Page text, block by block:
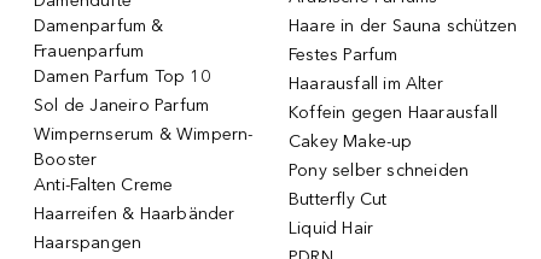
Damenparfum &
Frauenparfum
Damen Parfum Top 10
Sol de Janeiro Parfum
Wimpernserum & Wimpern-
Booster
Anti-Falten Creme
Haarreifen & Haarbänder
Haarspangen
Haare in der Sauna schützen
Festes Parfum
Haarausfall im Alter
Koffein gegen Haarausfall
Cakey Make-up
Pony selber schneiden
Butterfly Cut
Liquid Hair